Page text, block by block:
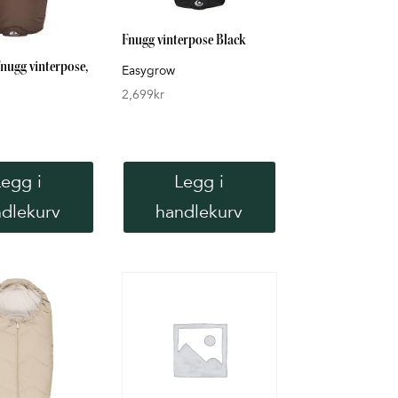
vinterpose,
i
Fnugg vinterpose Black
Easygrow
2,699kr
Legg i
handlekurv